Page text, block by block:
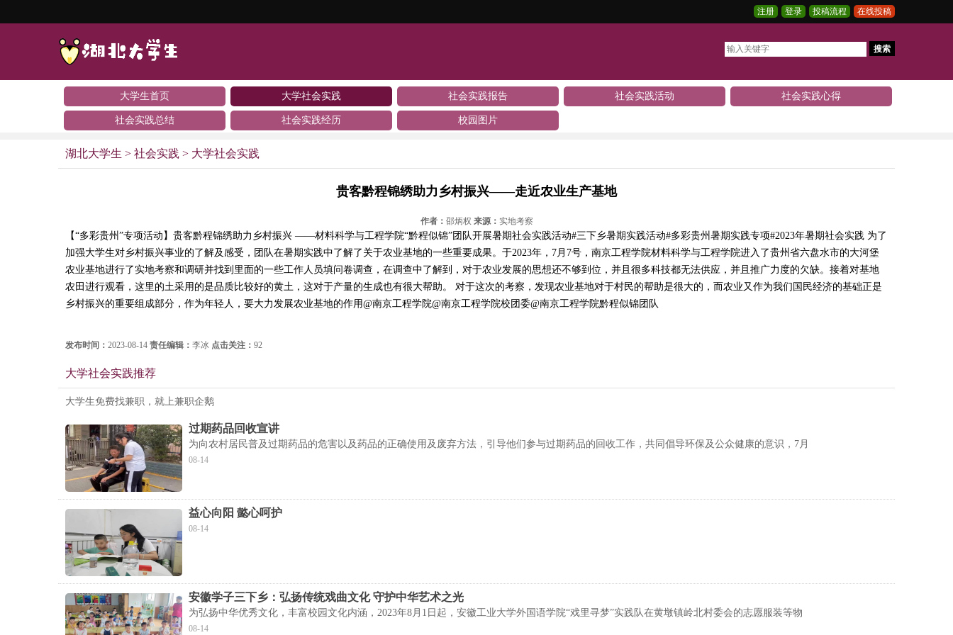
注册 登录 投稿流程 在线投稿
搜索
大学生首页 大学社会实践 社会实践报告 社会实践活动 社会实践心得
社会实践总结 社会实践经历 校园图片
湖北大学生 > 社会实践 > 大学社会实践
贵客黔程锦绣助力乡村振兴——走近农业生产基地
作者： 邵炳权 来源： 实地考察
【“多彩贵州”专项活动】贵客黔程锦绣助力乡村振兴 ——材料科学与工程学院“黔程似锦”团队开展暑期社会实践活动#三下乡暑期实践活动#多彩贵州暑期实践专项#2023年暑期社会实践 为了
加强大学生对乡村振兴事业的了解及感受，团队在暑期实践中了解了关于农业基地的一些重要成果。于2023年，7月7号，南京工程学院材料科学与工程学院进入了贵州省六盘水市的大河堡
农业基地进行了实地考察和调研并找到里面的一些工作人员填问卷调查，在调查中了解到，对于农业发展的思想还不够到位，并且很多科技都无法供应，并且推广力度的欠缺。接着对基地
农田进行观看，这里的土采用的是品质比较好的黄土，这对于产量的生成也有很大帮助。 对于这次的考察，发现农业基地对于村民的帮助是很大的，而农业又作为我们国民经济的基础正是
乡村振兴的重要组成部分，作为年轻人，要大力发展农业基地的作用@南京工程学院@南京工程学院校团委@南京工程学院黔程似锦团队
发布时间： 2023-08-14 责任编辑： 李冰 点击关注： 92
大学社会实践推荐
大学生免费找兼职，就上兼职企鹅
过期药品回收宣讲
为向农村居民普及过期药品的危害以及药品的正确使用及废弃方法，引导他们参与过期药品的回收工作，共同倡导环保及公众健康的意识，7月
08-14
益心向阳 懿心呵护
08-14
安徽学子三下乡：弘扬传统戏曲文化 守护中华艺术之光
为弘扬中华优秀文化，丰富校园文化内涵，2023年8月1日起，安徽工业大学外国语学院“戏里寻梦”实践队在黄墩镇岭北村委会的志愿服装等物
08-14